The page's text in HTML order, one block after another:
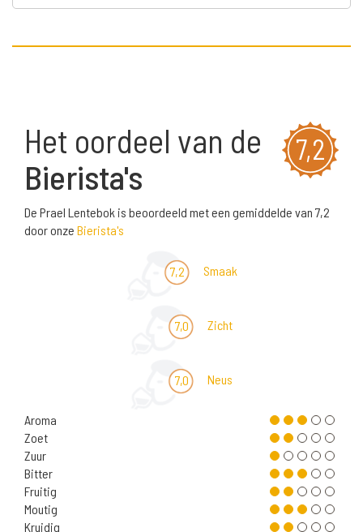
7,2
Het oordeel van de
Bierista's
De Prael Lentebok is beoordeeld met een gemiddelde van 7,2
door onze Bierista's
7,2 Smaak
7,0 Zicht
7,0 Neus
Aroma
Zoet
Zuur
Bitter
Fruitig
Moutig
Kruidig